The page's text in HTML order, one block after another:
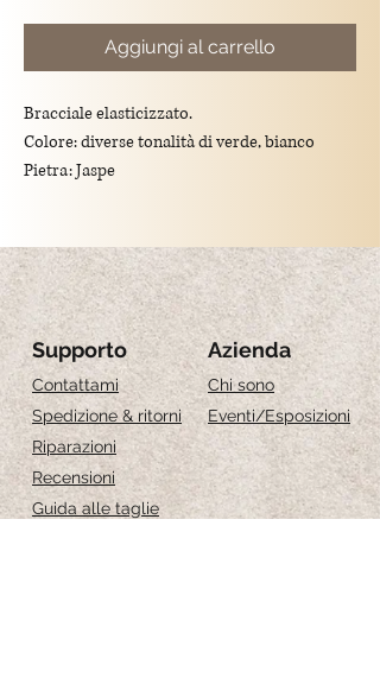
Aggiungi al carrello
Bracciale elasticizzato.
Colore: diverse tonalità di verde, bianco
Pietra: Jaspe
!! le pietre possono essere
leggermente differenti dalla foto, sono pezzi
unici
Supporto
Contattami
Spedizione & ritorni
Riparazioni
Recensioni
Guida alle taglie
Azienda
Chi sono
Eventi/Esposizioni